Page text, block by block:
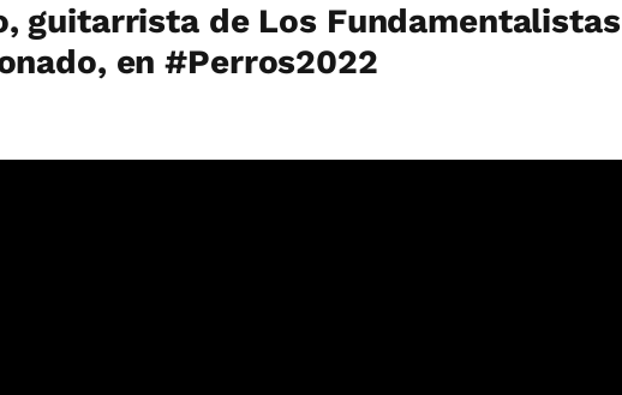
guitarrista de Los Fundamentalistas
en #Perros2022